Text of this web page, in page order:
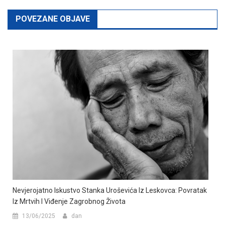
POVEZANE OBJAVE
Nevjerojatno Iskustvo Stanka Uroševića Iz Leskovca: Povratak
Iz Mrtvih I Viđenje Zagrobnog Života
13/06/2025 dan